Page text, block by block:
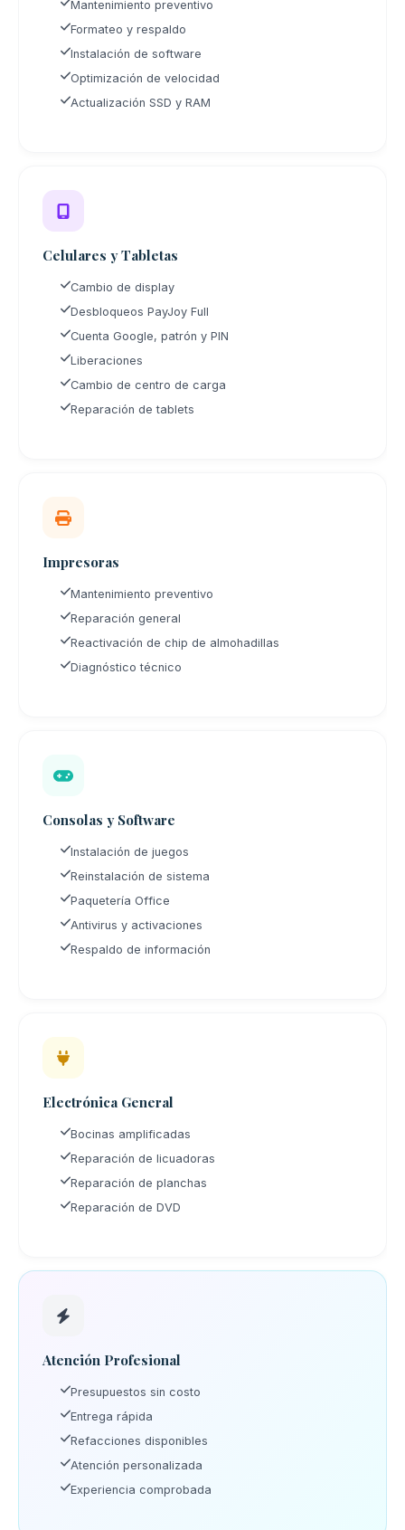
Mantenimiento preventivo
Formateo y respaldo
Instalación de software
Optimización de velocidad
Actualización SSD y RAM
Celulares y Tabletas
Cambio de display
Desbloqueos PayJoy Full
Cuenta Google, patrón y PIN
Liberaciones
Cambio de centro de carga
Reparación de tablets
Impresoras
Mantenimiento preventivo
Reparación general
Reactivación de chip de almohadillas
Diagnóstico técnico
Consolas y Software
Instalación de juegos
Reinstalación de sistema
Paquetería Office
Antivirus y activaciones
Respaldo de información
Electrónica General
Bocinas amplificadas
Reparación de licuadoras
Reparación de planchas
Reparación de DVD
Atención Profesional
Presupuestos sin costo
Entrega rápida
Refacciones disponibles
Atención personalizada
Experiencia comprobada